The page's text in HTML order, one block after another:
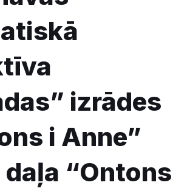
izrādes
i Anne”
“Ontons